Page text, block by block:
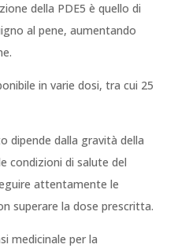
della PDE5 è quello di
al pene, aumentando
in varie dosi, tra cui 25
dipende dalla gravità della
condizioni di salute del
attentamente le
superare la dose prescritta.
medicinale per la